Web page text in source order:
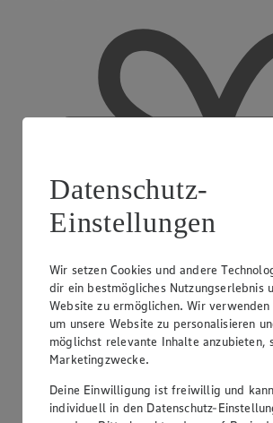
EDEKA Gutscheinkarte
Datenschutz-
Einstellungen
Wir setzen Cookies und andere
dir ein bestmögliches Nutzungserlebnis
Website zu ermöglichen. Wir
um unsere Website zu personalisieren
möglichst relevante Inhalte anzubieten,
Marketingzwecke.
Deine Einwilligung ist freiwillig und
individuell in den Datenschutz-